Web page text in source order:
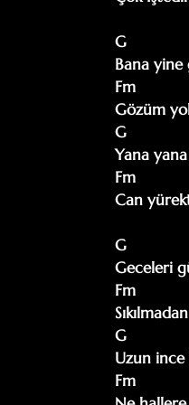
G
Bana
Fm
G
Yana
Fm
Can
G
Geceleri
Fm
G
Uzun
Fm